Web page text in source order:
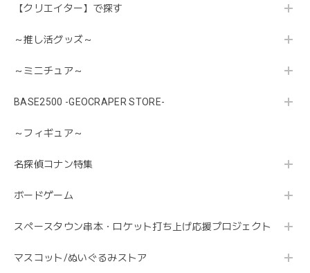
【クリエイター】で探す
～推し活グッズ～
～ミニチュア～
BASE2500 -GEOCRAPER STORE-
～フィギュア～
名探偵コナン特集
ボードゲーム
スペースタウン串本・ロケット打ち上げ応援プロジェクト
マスコット/ぬいぐるみストア